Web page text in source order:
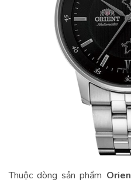
Thuộc dòng sản phẩm